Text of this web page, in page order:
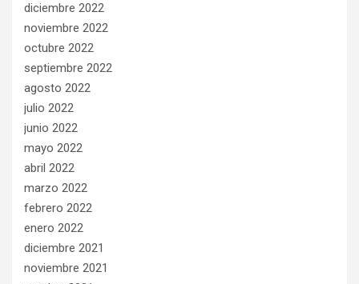
diciembre 2022
noviembre 2022
octubre 2022
septiembre 2022
agosto 2022
julio 2022
junio 2022
mayo 2022
abril 2022
marzo 2022
febrero 2022
enero 2022
diciembre 2021
noviembre 2021